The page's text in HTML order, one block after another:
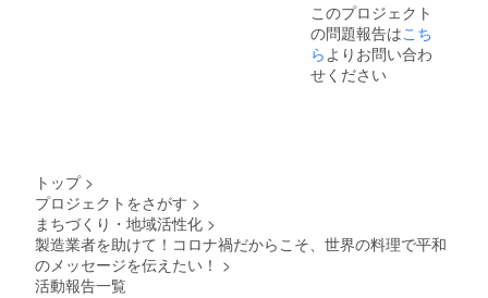
このプロジェクト
の問題報告はこち
らよりお問い合わ
せください
トップ >
プロジェクトをさがす >
まちづくり・地域活性化 >
製造業者を助けて！コロナ禍だからこそ、世界の料理で平和
のメッセージを伝えたい！ >
活動報告一覧